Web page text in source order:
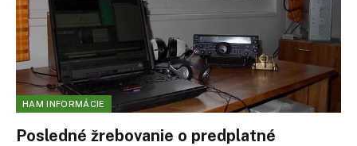
HAM INFORMÁCIE
Posledné žrebovanie o predplatné